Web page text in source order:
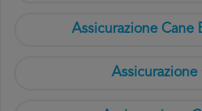
Assicurazione Cane